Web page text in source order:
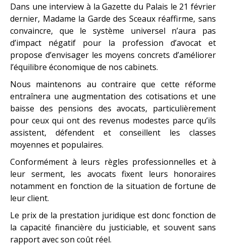
Dans une interview à la Gazette du Palais le 21 février
dernier, Madame la Garde des Sceaux réaffirme, sans
convaincre, que le système universel n’aura pas
d’impact négatif pour la profession d’avocat et
propose d’envisager les moyens concrets d’améliorer
l’équilibre économique de nos cabinets.
Nous maintenons au contraire que cette réforme
entraînera une augmentation des cotisations et une
baisse des pensions des avocats, particulièrement
pour ceux qui ont des revenus modestes parce qu’ils
assistent, défendent et conseillent les classes
moyennes et populaires.
Conformément à leurs règles professionnelles et à
leur serment, les avocats fixent leurs honoraires
notamment en fonction de la situation de fortune de
leur client.
Le prix de la prestation juridique est donc fonction de
la capacité financière du justiciable, et souvent sans
rapport avec son coût réel.